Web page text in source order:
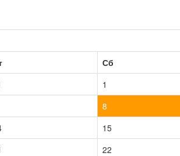
Сб
1
8
15
22